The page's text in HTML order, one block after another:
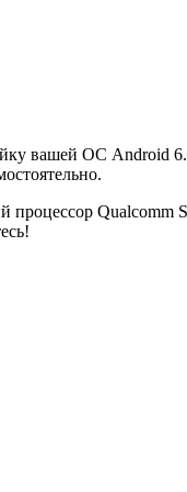
вашей ОС Android